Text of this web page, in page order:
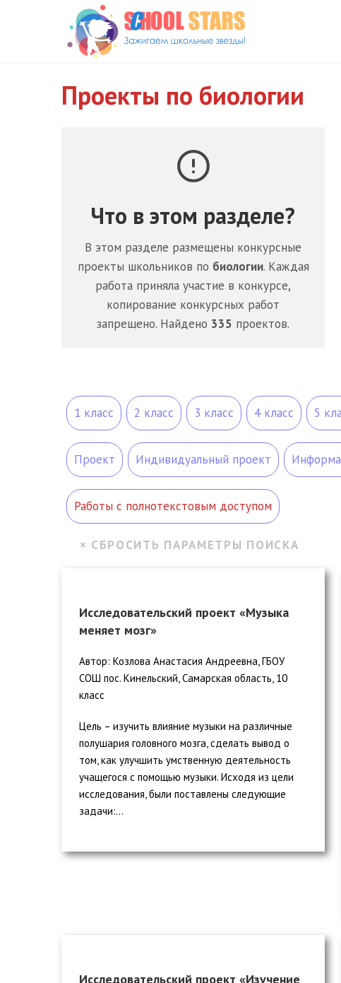
Проекты по биологии
Что в этом разделе?
В этом разделе размещены конкурсные
проекты школьников по биологии. Каждая
работа приняла участие в конкурсе,
копирование конкурсных работ
запрещено. Найдено 335 проектов.
1 класс 2 класс 3 класс 4 класс 5
Проект Индивидуальный проект
Работы с полнотекстовым доступом
Исследовательский проект «Музыка
меняет мозг»
Автор: Козлова Анастасия Андреевна, ГБОУ
СОШ пос. Кинельский, Самарская область, 10
класс
Цель – изучить влияние музыки на различные
полушария головного мозга, сделать вывод о
том, как улучшить умственную деятельность
учащегося с помощью музыки. Исходя из цели
исследования, были поставлены следующие
задачи:...
Исследовательский проект «Изучение